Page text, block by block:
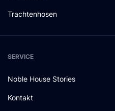
Trachtenhosen
SERVICE
Noble House Stories
Kontakt